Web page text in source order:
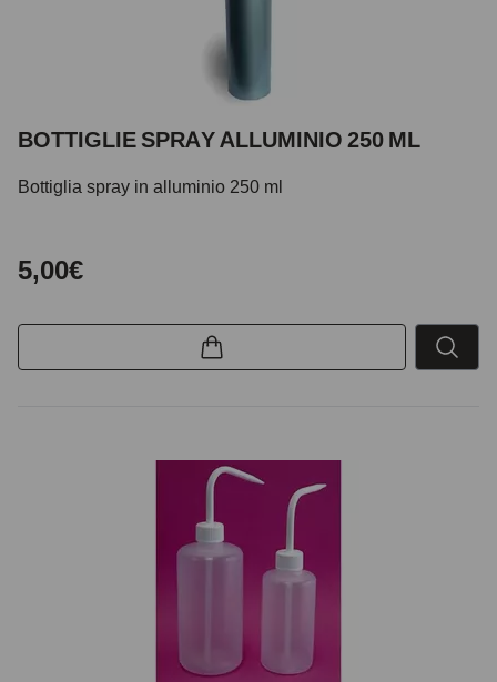
BOTTIGLIE SPRAY ALLUMINIO 250 ML
Bottiglia spray in alluminio 250 ml
5,00€